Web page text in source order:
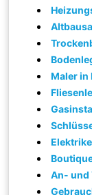
Maler in
An- und